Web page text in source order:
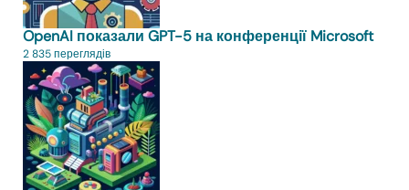
OpenAI показали GPT-5 на конференції Microsoft
2 835 переглядів